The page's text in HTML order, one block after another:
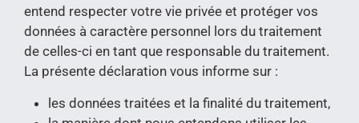
entend respecter votre vie privée et protéger vos
données à caractère personnel lors du traitement
de celles-ci en tant que responsable du traitement.
La présente déclaration vous informe sur :
les données traitées et la finalité du traitement,